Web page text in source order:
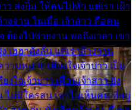
ว ส่งยิ้ม ให้คนไปทั่ว แต่เรา เฝ้า
งจาน ในเมื่อ เจ้าสาว คือคน
ต้องไปช่วยงาน พอถึงเวลา เขา
เฮฮาดังลั่น แต่เราล้างจาน
ามหมาย เคียงใจเจ้าบ่าว เป็น
ใจเจ้าบ่าว เพื่อนเจ้าสาว ยัง
ไม่มีใครสน เขาไม่เห็นคน ที่อยู่